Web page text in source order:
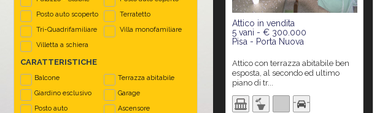
Posto auto scoperto
Terratetto
Tri-Quadrifamiliare
Villa monofamiliare
Villetta a schiera
CARATTERISTICHE
Balcone
Terrazza abitabile
Giardino esclusivo
Garage
Posto auto
Ascensore
Attico in vendita
5 vani - € 300.000
Pisa - Porta Nuova
Attico con terrazza abitabile ben
esposta, al secondo ed ultimo
piano di tr...